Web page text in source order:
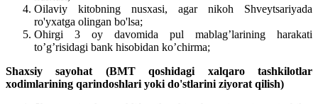
Oilaviy kitobning nusxasi, agar nikoh Shveytsariyada
ro'yxatga olingan bo'lsa;
Ohirgi 3 oy davomida pul mablag’larining harakati
to’g’risidagi bank hisobidan ko’chirma;
Shaxsiy sayohat (BMT qoshidagi xalqaro tashkilotlar
xodimlarining qarindoshlari yoki do'stlarini ziyorat qilish)